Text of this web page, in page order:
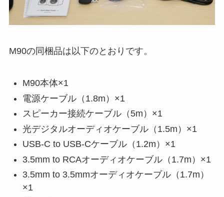
M90の同梱品は以下のとおりです。
M90本体×1
電源ケーブル（1.8m）×1
スピーカー接続ケーブル（5m）×1
光デジタルオーディオケーブル（1.5m）×1
USB-C to USB-Cケーブル（1.2m）×1
3.5mm to RCAオーディオケーブル（1.7m）×1
3.5mm to 3.5mmオーディオケーブル（1.7m）
×1